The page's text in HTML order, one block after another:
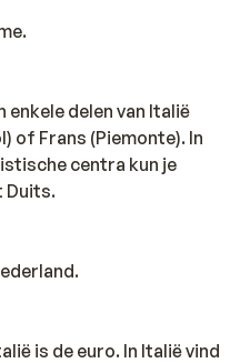
enkele delen van Italië
of Frans (Piemonte). In
centra kun je
Duits.
is de euro. In Italië vind